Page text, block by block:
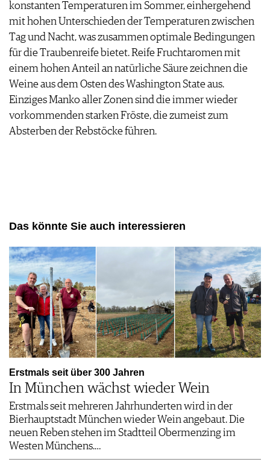
konstanten Temperaturen im Sommer, einhergehend
mit hohen Unterschieden der Temperaturen zwischen
Tag und Nacht, was zusammen optimale Bedingungen
für die Traubenreife bietet. Reife Fruchtaromen mit
einem hohen Anteil an natürliche Säure zeichnen die
Weine aus dem Osten des Washington State aus.
Einziges Manko aller Zonen sind die immer wieder
vorkommenden starken Fröste, die zumeist zum
Absterben der Rebstöcke führen.
Das könnte Sie auch interessieren
Erstmals seit über 300 Jahren
In München wächst wieder Wein
Erstmals seit mehreren Jahrhunderten wird in der
Bierhauptstadt München wieder Wein angebaut. Die
neuen Reben stehen im Stadtteil Obermenzing im
Westen Münchens.…